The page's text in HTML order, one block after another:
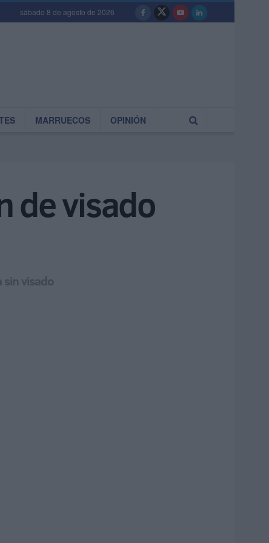
sábado 8 de agosto de 2026
MARRUECOS OPINIÓN
de visado
visado